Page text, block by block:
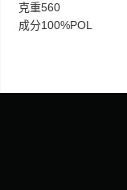
克重560
成分100%POL